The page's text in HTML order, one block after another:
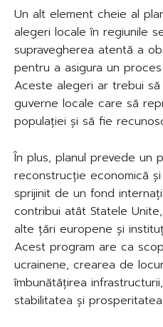
Un alt element cheie al
alegeri locale în regiunile
supravegherea atentă a
pentru a asigura un
Aceste alegeri ar trebui
guverne locale care să
populației și să fie
În plus, planul prevede un
reconstrucție economică
sprijinit de un fond
contribui atât Statele
alte țări europene și
Acest program are ca
ucrainene, crearea de
îmbunătățirea
stabilitatea și